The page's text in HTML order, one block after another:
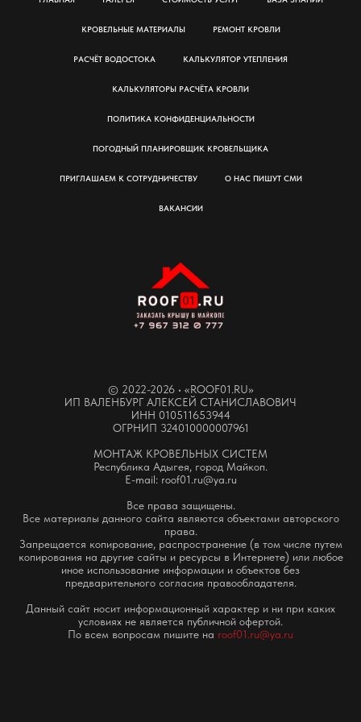
КРОВЕЛЬНЫЕ МАТЕРИАЛЫ РЕМОНТ КРОВЛИ
РАСЧЁТ ВОДОСТОКА КАЛЬКУЛЯТОР УТЕПЛЕНИЯ
КАЛЬКУЛЯТОРЫ РАСЧЁТА КРОВЛИ
ПОЛИТИКА КОНФИДЕНЦИАЛЬНОСТИ
ПОГОДНЫЙ ПЛАНИРОВЩИК КРОВЕЛЬЩИКА
ПРИГЛАШАЕМ К СОТРУДНИЧЕСТВУ О НАС ПИШУТ СМИ
ВАКАНСИИ
© 2022-2026 • «ROOF01.RU»
И‌П ВАЛЕНБУРГ АЛЕКСЕЙ СТАНИСЛАВОВИЧ
‌ИНН 010511653944
‌ОГРНИП 324010000007961
МОНТАЖ КРОВЕЛЬНЫХ СИСТЕМ
Республика Адыгея, город Майкоп.
E-mail: roof01.ru@ya.ru
Все права защищены.
Все материалы данного сайта являются объектами авторского
права.
Запрещается копирование, распространение (в том числе путем
копирования на другие сайты и ресурсы в Интернете) или любое
иное использование информации и объектов без
предварительного согласия правообладателя.
Данный сайт носит информационный характер и ни при каких
условиях не является публичной офертой.
По всем вопросам пишите на roof01.ru@ya.ru